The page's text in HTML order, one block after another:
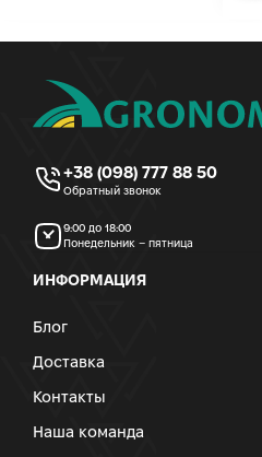
+38 (098) 777 88 50
Обратный звонок
9:00 до 18:00
Понедельник – пятница
ИНФОРМАЦИЯ
Блог
Доставка
Контакты
Наша команда